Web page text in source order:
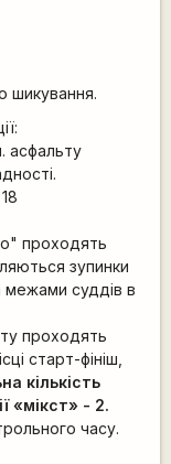
шикування.
асфальту
проходять
зупинки
межами суддів в
проходять
старт-фініш,
кількість
«мікст» - 2.
часу.